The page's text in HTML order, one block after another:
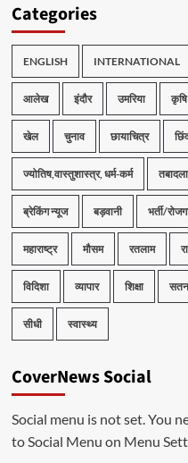
Categories
ENGLISH INTERNATIONAL
आलेख इंदौर उमरिया कृषि
खेल चुनाव छायाचित्र
ज्योतिष,वास्तुशास्त्र, धर्म-कर्म तबादला
ब्रेकिंग न्यूज बड़वानी भर्ती/
महाराष्ट्र मौसम रतलाम
विदिशा व्यापार शिक्षा
सीधी स्वास्थ्य
CoverNews Social
Social menu is not set. You
to Social Menu on Menu